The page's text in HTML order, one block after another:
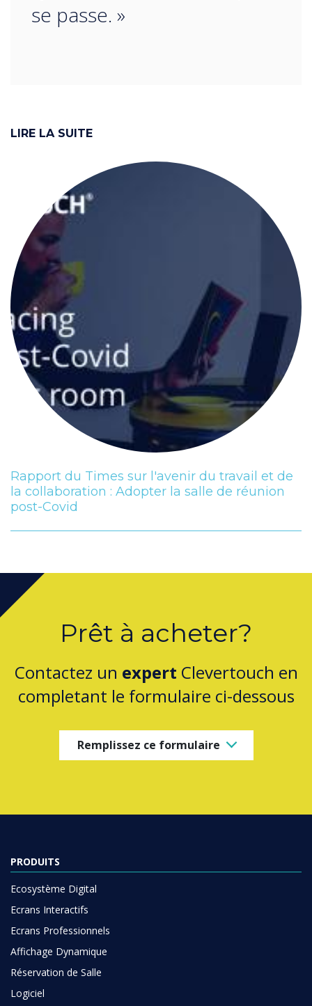
LIRE LA SUITE
Rapport du Times sur l'avenir du travail et de
la collaboration : Adopter la salle de réunion
post-Covid
se passe. »
Prêt à acheter?
Contactez un expert Clevertouch en
completant le formulaire ci-dessous
Remplissez ce formulaire
PRODUITS
Ecosystème Digital
Ecrans Interactifs
Ecrans Professionnels
Affichage Dynamique
Réservation de Salle
Logiciel